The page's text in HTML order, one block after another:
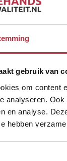
gebruik van
om content
analyseren.
en analyse.
hebben